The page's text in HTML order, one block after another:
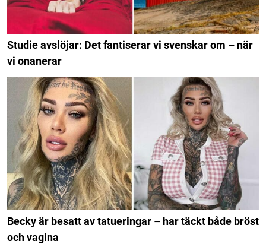
Studie avslöjar: Det fantiserar vi svenskar om – när
vi onanerar
Becky är besatt av tatueringar – har täckt både bröst
och vagina